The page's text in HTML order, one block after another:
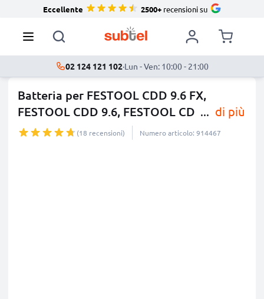
Eccellente 2500+recensioni su
02 124 121 102·Lun - Ven: 10:00 - 21:00
Batteria per FESTOOL CDD 9.6 FX,
FESTOOL CDD 9.6, FESTOOL CD ... di più
(18 recensioni) Numero articolo: 914467